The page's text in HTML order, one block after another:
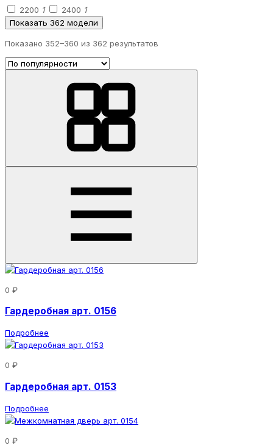
2200 1 2400 1
Показать 362 модели
Показано 352–360 из 362 результатов
0 ₽
Гардеробная арт. 0156
Подробнее
0 ₽
Гардеробная арт. 0153
Подробнее
0 ₽